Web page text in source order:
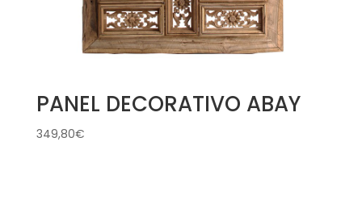
PANEL DECORATIVO ABAY
349,80€